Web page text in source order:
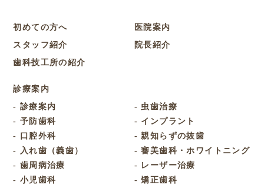
初めての方へ
医院案内
スタッフ紹介
院長紹介
歯科技工所の紹介
診療案内
診療案内
虫歯治療
予防歯科
インプラント
口腔外科
親知らずの抜歯
入れ歯（義歯）
審美歯科・ホワイトニング
歯周病治療
レーザー治療
小児歯科
矯正歯科